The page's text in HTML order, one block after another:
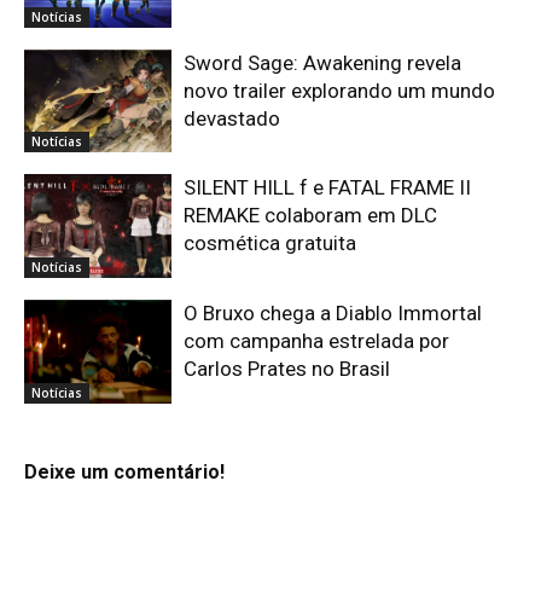
Notícias
Notícias
Sword Sage: Awakening revela
novo trailer explorando um mundo
devastado
Notícias
SILENT HILL f e FATAL FRAME II
REMAKE colaboram em DLC
cosmética gratuita
Notícias
O Bruxo chega a Diablo Immortal
com campanha estrelada por
Carlos Prates no Brasil
Deixe um comentário!